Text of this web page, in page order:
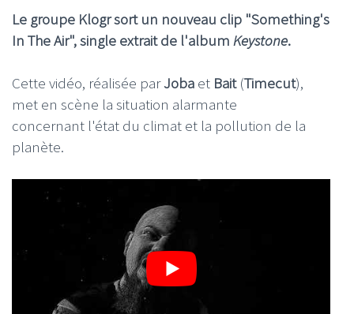
Le groupe Klogr sort un nouveau clip "Something's
In The Air", single extrait de l'album Keystone.
Cette vidéo, réalisée parJoba et Bait(Timecut),
met en scène la situation alarmante
concernant l'état du climat et la pollution de la
planète.